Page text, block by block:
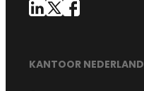
KANTOOR NEDERLAND